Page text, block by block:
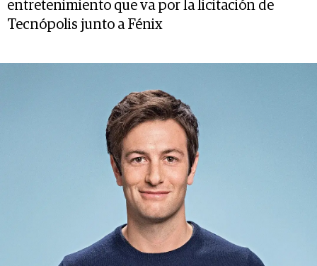
entretenimiento que va por la licitación de
Tecnópolis junto a Fénix